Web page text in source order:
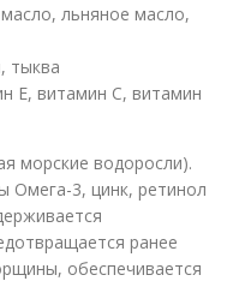
льняное масло,
тыква
Е, витамин C, витамин
морские водоросли).
Омега-3, цинк, ретинол
ранее
обеспечивается